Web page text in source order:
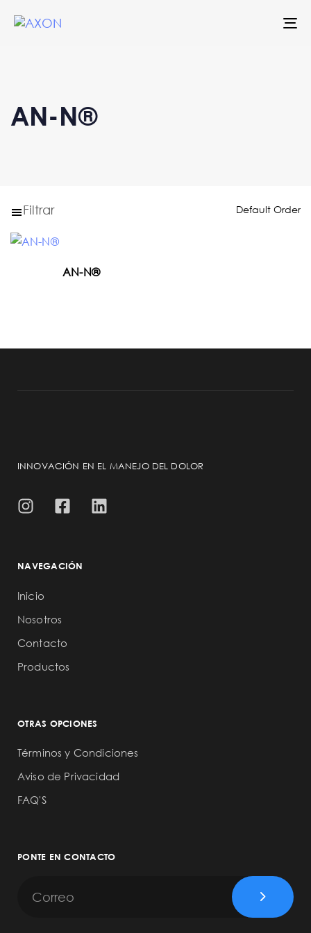
AN-N®
Filtrar
AN-N®
INNOVACIÓN EN EL MANEJO DEL DOLOR
NAVEGACIÓN
Inicio
Nosotros
Contacto
Productos
OTRAS OPCIONES
Términos y Condiciones
Aviso de Privacidad
FAQ'S
PONTE EN CONTACTO